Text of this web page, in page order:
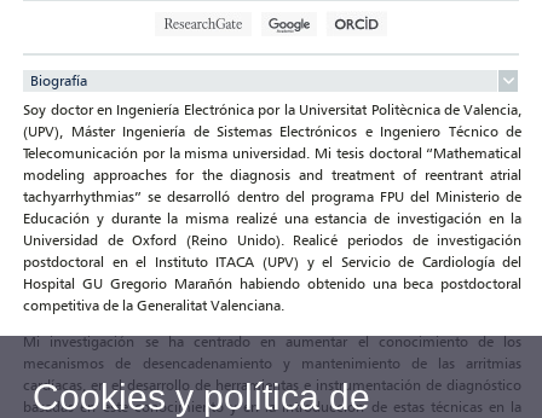
Biografía
Soy doctor en Ingeniería Electrónica por la Universitat Politècnica de Valencia,
(UPV), Máster Ingeniería de Sistemas Electrónicos e Ingeniero Técnico de
Telecomunicación por la misma universidad. Mi tesis doctoral “Mathematical
modeling approaches for the diagnosis and treatment of reentrant atrial
tachyarrhythmias” se desarrolló dentro del programa FPU del Ministerio de
Educación y durante la misma realizé una estancia de investigación en la
Universidad de Oxford (Reino Unido). Realicé periodos de investigación
postdoctoral en el Instituto ITACA (UPV) y el Servicio de Cardiología del
Hospital GU Gregorio Marañón habiendo obtenido una beca postdoctoral
competitiva de la Generalitat Valenciana.
Mi investigación se ha centrado en aumentar el conocimiento de los
mecanismos de desencadenamiento y mantenimiento de las arritmias
cardíacas, en el desarrollo de herramientas e instrumentación de diagnóstico
basadas en este conocimiento y en la introducción de estas técnicas en la
Cookies y política de